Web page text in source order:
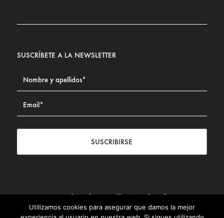
SUSCRÍBETE A LA NEWSLETTER
SUSCRIBIRSE
Contacto|Aviso legal| Política de privacidad| Política de
Utilizamos cookies para asegurar que damos la mejor